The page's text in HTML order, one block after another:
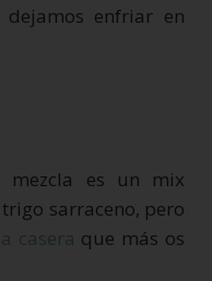
enfriar en
es un mix
sarraceno, pero
casera que más os